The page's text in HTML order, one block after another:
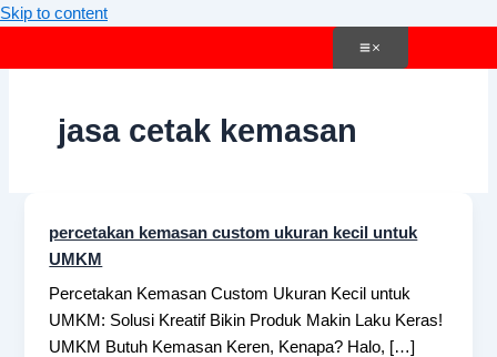
Skip to content
jasa cetak kemasan
percetakan kemasan custom ukuran kecil untuk
UMKM
Percetakan Kemasan Custom Ukuran Kecil untuk
UMKM: Solusi Kreatif Bikin Produk Makin Laku Keras!
UMKM Butuh Kemasan Keren, Kenapa? Halo, […]